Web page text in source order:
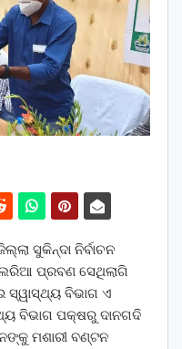
ସୁକିନ୍ଦା ନିର୍ବାଚନ
ପ୍ରବଣ ସେଥିଲାଗି
ସ୍ୱାସ୍ଥ୍ୟ ବିଭାଗ ଏ
ବିଭାଗ ପକ୍ଷରୁ ଦାନଗଦି
ମଶାରୀ ବଣ୍ଟନ